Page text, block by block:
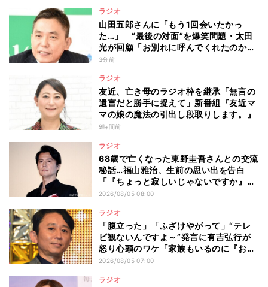
ラジオ
山田五郎さんに「もう1回会いたかっ
た…」 “最後の対面”を爆笑問題・太田
光が回顧「お別れに呼んでくれたのか
な」
3分前
ラジオ
友近、亡き母のラジオ枠を継承「無言の
遺言だと勝手に捉えて」新番組『友近マ
マの娘の魔法の引出し段取りします。』
9時間前
ラジオ
68歳で亡くなった東野圭吾さんとの交流
秘話…福山雅治、生前の思い出を告白
「『ちょっと寂しいじゃないですか』と
言われ…」
2026/08/05 08:00
ラジオ
「腹立った」「ふざけやがって」“テレ
ビ観ないんですよ～”発言に有吉弘行が
怒り心頭のワケ「家族もいるのに『おい
おいおいおい!』って言うところでした」
2026/08/05 07:00
ラジオ